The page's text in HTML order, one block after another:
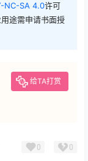
NC-SA 4.0许可
途需申请书面授
给TA打赏
0 0